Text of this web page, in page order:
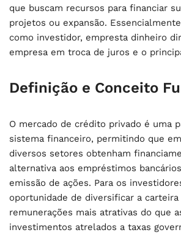
que buscam recursos para financiar
projetos ou expansão.
como investidor, empresta dinheiro
empresa em troca de juros e o
Definição e Conceito
O mercado de crédito privado é uma
sistema financeiro, permitindo que
diversos setores obtenham
alternativa aos empréstimos
emissão de ações. Para os
oportunidade de diversificar a carteira
remunerações mais atrativas do que
investimentos atrelados a taxas